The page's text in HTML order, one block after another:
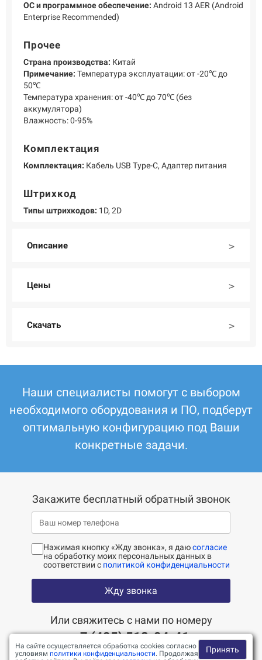
ОС и программное обеспечение: Android 13 AER (Android
Enterprise Recommended)
Прочее
Страна производства: Китай
Примечание: Температура эксплуатации: от -20℃ до
50℃
Температура хранения: от -40℃ до 70℃ (без
аккумулятора)
Влажность: 0-95%
Комплектация
Комплектация: Кабель USB Type-C, Адаптер питания
Штрихкод
Типы штрихкодов: 1D, 2D
Описание
Цены
Скачать
Наши специалисты помогут с выбором
необходимого оборудования и ПО, подберут
оптимальную конфигурацию под Ваши
конкретные задачи.
Закажите бесплатный обратный звонок
Нажимая кнопку «Жду звонка», я даюсогласие
на обработку моих персональных данных в
соответствии с политикой конфиденциальности
Жду звонка
Или свяжитесь с нами по номеру
+7 (495) 518-94-41
На сайте осуществляется обработка cookies согласно
условиям политики конфиденциальности. Продолжая
Принять